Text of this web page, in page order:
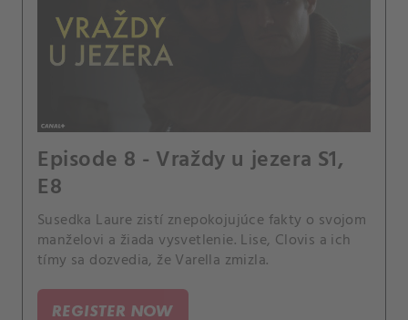
Episode 8 - Vraždy u jezera S1,
E8
Susedka Laure zistí znepokojujúce fakty o svojom
manželovi a žiada vysvetlenie. Lise, Clovis a ich
tímy sa dozvedia, že Varella zmizla.
REGISTER NOW